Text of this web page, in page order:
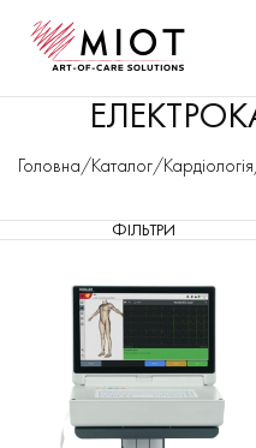
Головна/Каталог/Кардіологія
ФІЛЬТРИ